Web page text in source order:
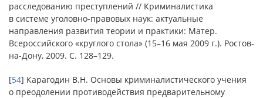
расследованию преступлений // Криминалистика
в системе уголовно-правовых наук: актуальные
направления развития теории и практики: Матер.
Всероссийского «круглого стола» (15–16 мая 2009 г.). Ростов-
на-Дону, 2009. С. 128–129.
[54] Карагодин В.Н. Основы криминалистического учения
о преодолении противодействия предварительному